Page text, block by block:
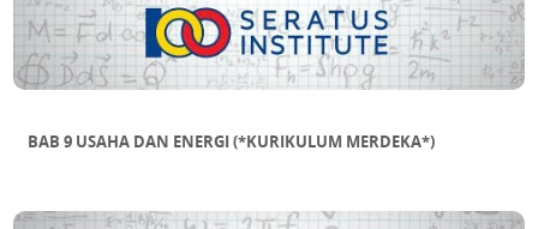
BAB 9 USAHA DAN ENERGI (*KURIKULUM MERDEKA*)